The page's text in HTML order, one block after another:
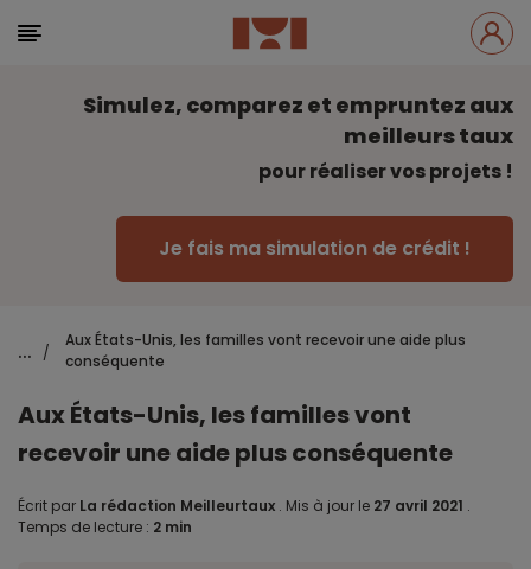
Simulez, comparez et empruntez aux
meilleurs taux
pour réaliser vos projets !
Je fais ma simulation de crédit !
... /
Aux États-Unis, les familles vont recevoir une aide plus
conséquente
Aux États-Unis, les familles vont
recevoir une aide plus conséquente
Écrit par La rédaction Meilleurtaux . Mis à jour le 27 avril 2021 .
Temps de lecture : 2 min